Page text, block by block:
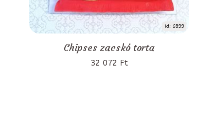
id: 6899
Chipses zacskó torta
32 072 Ft